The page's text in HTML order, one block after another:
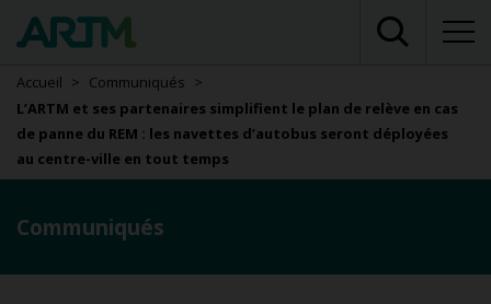
Accueil
Communiqués
L’ARTM et ses partenaires simplifient le plan de relève en cas
de panne du REM : les navettes d’autobus seront déployées
au centre-ville en tout temps
Communiqués